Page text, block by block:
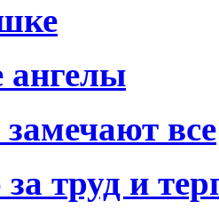
ангелы
все
труд и